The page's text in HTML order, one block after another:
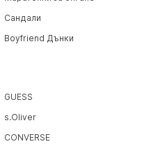
Сандали
Boyfriend Дънки
GUESS
s.Oliver
CONVERSE